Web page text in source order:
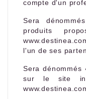
compte d'un
Sera
produits
l'un de ses
Sera
sur le site